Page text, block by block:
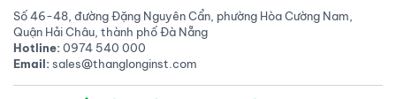
Số 46-48, đường Đặng Nguyên Cẩn, phường Hòa Cường Nam,
Quận Hải Châu, thành phố Đà Nẵng
Hotline:0974 540 000
Email:sales@thanglonginst.com